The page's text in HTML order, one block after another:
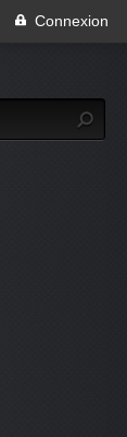
Connexion